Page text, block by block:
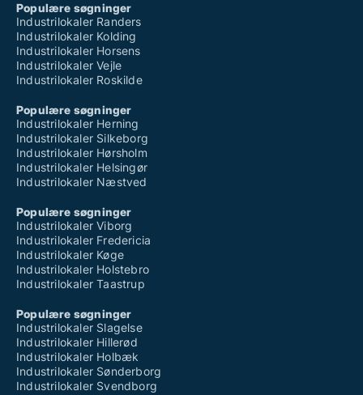
Populære søgninger
Industrilokaler Randers
Industrilokaler Kolding
Industrilokaler Horsens
Industrilokaler Vejle
Industrilokaler Roskilde
Populære søgninger
Industrilokaler Herning
Industrilokaler Silkeborg
Industrilokaler Hørsholm
Industrilokaler Helsingør
Industrilokaler Næstved
Populære søgninger
Industrilokaler Viborg
Industrilokaler Fredericia
Industrilokaler Køge
Industrilokaler Holstebro
Industrilokaler Taastrup
Populære søgninger
Industrilokaler Slagelse
Industrilokaler Hillerød
Industrilokaler Holbæk
Industrilokaler Sønderborg
Industrilokaler Svendborg